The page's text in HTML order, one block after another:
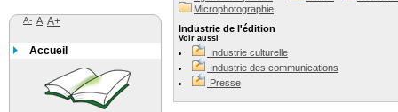
Microphotographie
Industrie de l'édition
Voir aussi
Industrie culturelle
Industrie des communications
Presse
A- A A+
Accueil